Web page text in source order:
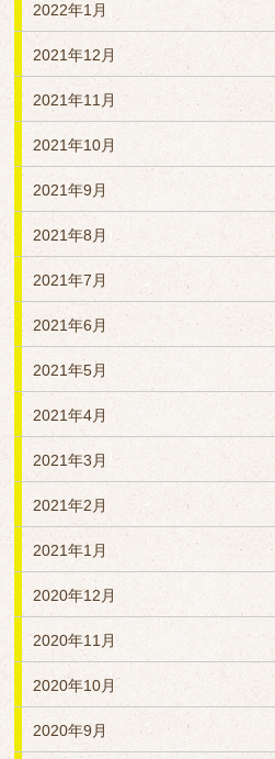
2022年1月
2021年12月
2021年11月
2021年10月
2021年9月
2021年8月
2021年7月
2021年6月
2021年5月
2021年4月
2021年3月
2021年2月
2021年1月
2020年12月
2020年11月
2020年10月
2020年9月